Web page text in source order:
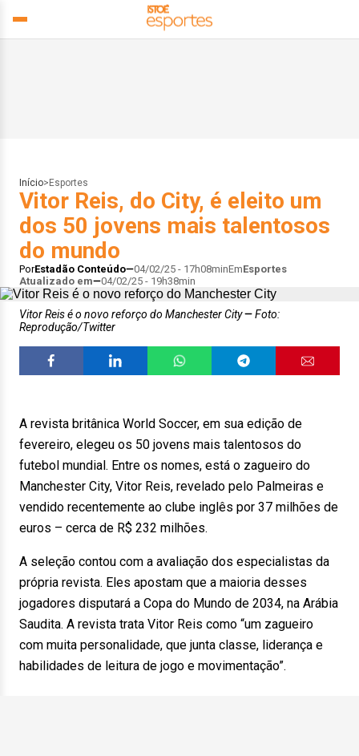
Início> Esportes
Vitor Reis, do City, é eleito um
dos 50 jovens mais talentosos
do mundo
PorEstadão Conteúdo 04/02/25 - 17h08minEmEsportes
Atualizado em
04/02/25 - 19h38min
Vitor Reis é o novo reforço do Manchester City
Foto:
Reprodução/Twitter
A revista britânica World Soccer, em sua edição de
fevereiro, elegeu os 50 jovens mais talentosos do
futebol mundial. Entre os nomes, está o zagueiro do
Manchester City, Vitor Reis, revelado pelo Palmeiras e
vendido recentemente ao clube inglês por 37 milhões de
euros – cerca de R$ 232 milhões.
A seleção contou com a avaliação dos especialistas da
própria revista. Eles apostam que a maioria desses
jogadores disputará a Copa do Mundo de 2034, na Arábia
Saudita. A revista trata Vitor Reis como “um zagueiro
com muita personalidade, que junta classe, liderança e
habilidades de leitura de jogo e movimentação”.